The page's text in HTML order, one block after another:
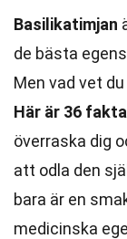
Basilikatimjan
de bästa
Men vad vet
Här är 36
överraska dig
att odla den
bara är en
medicinska